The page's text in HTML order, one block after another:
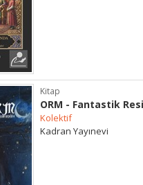
Kitap
ORM - Fantastik
Kolektif
Kadran Yayınevi